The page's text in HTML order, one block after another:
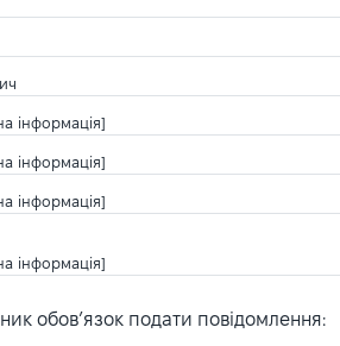
інформація]
інформація]
інформація]
інформація]
обов’язок подати повідомлення: